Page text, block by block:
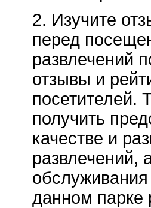
2. Изучите
перед
развлечений
отзывы и
посетителей.
получить
качестве и
развлечений,
данном парке